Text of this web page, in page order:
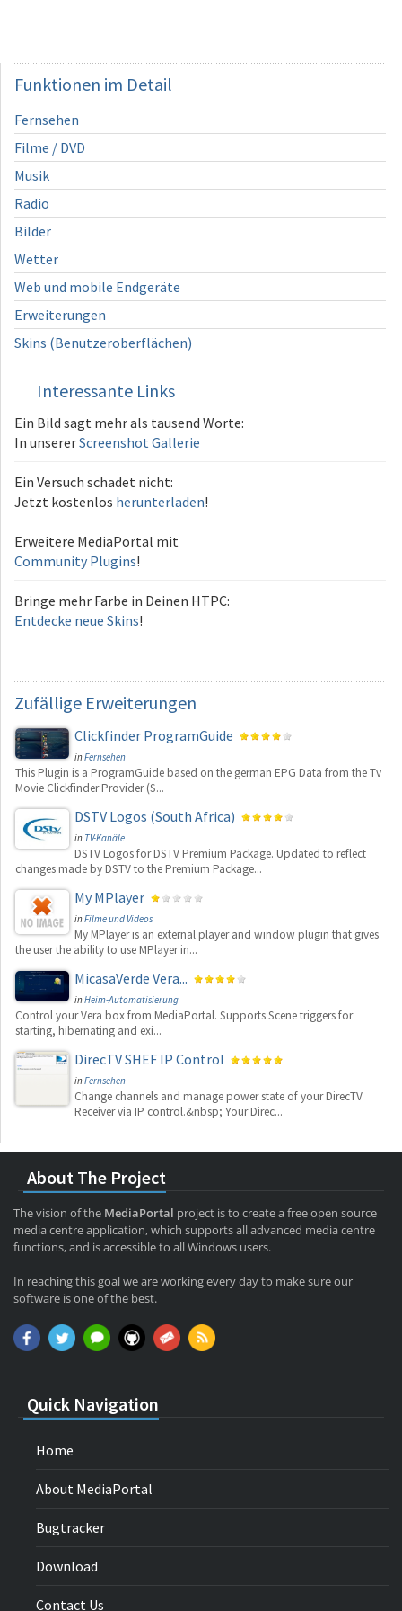
Funktionen im Detail
Fernsehen
Filme / DVD
Musik
Radio
Bilder
Wetter
Web und mobile Endgeräte
Erweiterungen
Skins (Benutzeroberflächen)
Interessante Links
Ein Bild sagt mehr als tausend Worte:
In unsererScreenshot Gallerie
Ein Versuch schadet nicht:
Jetzt kostenlos herunterladen!
Erweitere MediaPortal mit
Community Plugins!
Bringe mehr Farbe in Deinen HTPC:
Entdecke neue Skins!
Zufällige Erweiterungen
Clickfinder ProgramGuide
inFernsehen
This Plugin is a ProgramGuide based on the german EPG Data from the Tv
Movie Clickfinder Provider (S...
DSTV Logos (South Africa)
in TV-Kanäle
DSTV Logos for DSTV Premium Package. Updated to reflect
changes made by DSTV to the Premium Package...
My MPlayer
inFilme und Videos
My MPlayer is an external player and window plugin that gives
the user the ability to use MPlayer in...
MicasaVerde Vera...
inHeim-Automatisierung
Control your Vera box from MediaPortal. Supports Scene triggers for
starting, hibernating and exi...
DirecTV SHEF IP Control
inFernsehen
Change channels and manage power state of your DirecTV
Receiver via IP control.&nbsp; Your Direc...
About The Project
The vision of the MediaPortal project is to create a free open source
media centre application, which supports all advanced media centre
functions, and is accessible to all Windows users.
In reaching this goal we are working every day to make sure our
software is one of the best.
Quick Navigation
Home
About MediaPortal
Bugtracker
Download
Contact Us